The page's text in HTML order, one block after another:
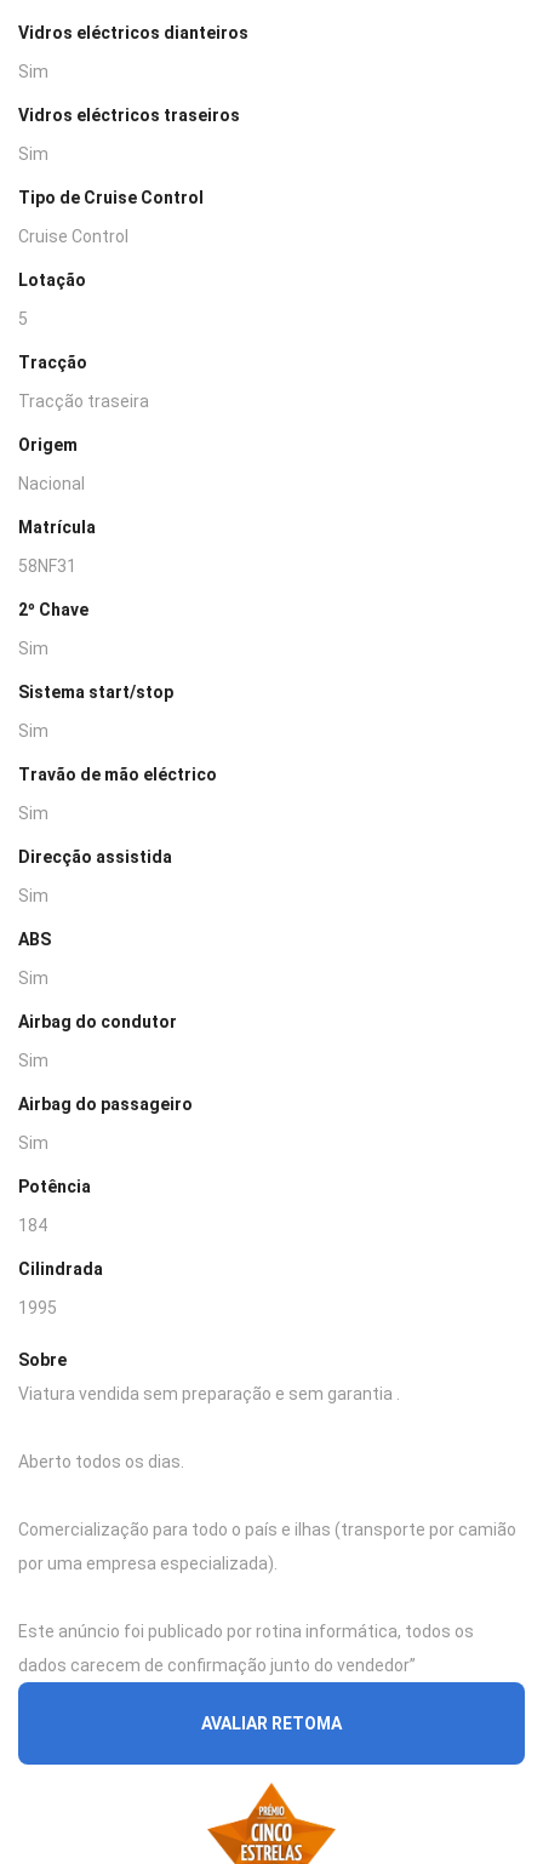
Vidros eléctricos dianteiros
Sim
Vidros eléctricos traseiros
Sim
Tipo de Cruise Control
Cruise Control
Lotação
5
Tracção
Tracção traseira
Origem
Nacional
Matrícula
58NF31
2º Chave
Sim
Sistema start/stop
Sim
Travão de mão eléctrico
Sim
Direcção assistida
Sim
ABS
Sim
Airbag do condutor
Sim
Airbag do passageiro
Sim
Potência
184
Cilindrada
1995
Sobre
Viatura vendida sem preparação e sem garantia .
Aberto todos os dias.
Comercialização para todo o país e ilhas (transporte por camião
por uma empresa especializada).
Este anúncio foi publicado por rotina informática, todos os
dados carecem de confirmação junto do vendedor”
AVALIAR RETOMA